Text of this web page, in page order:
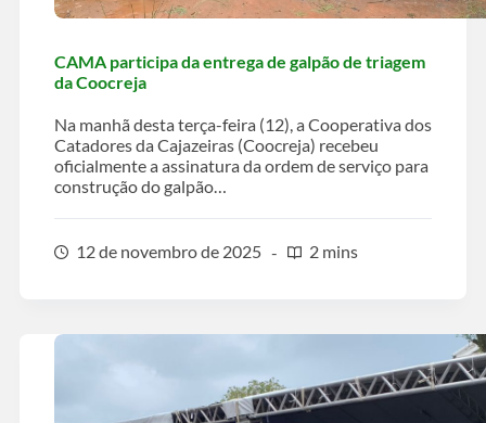
CAMA participa da entrega de galpão de triagem
da Coocreja
Na manhã desta terça-feira (12), a Cooperativa dos
Catadores da Cajazeiras (Coocreja) recebeu
oficialmente a assinatura da ordem de serviço para
construção do galpão…
12 de novembro de 2025 2 mins